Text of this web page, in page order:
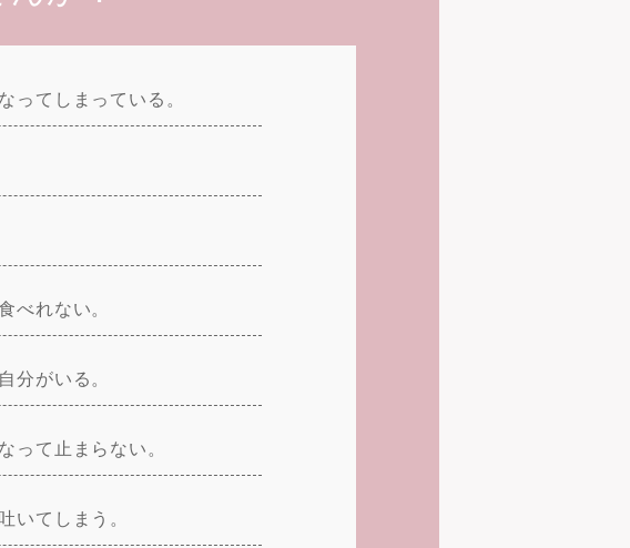
ってしまっている。
べれない。
分がいる。
って止まらない。
いてしまう。